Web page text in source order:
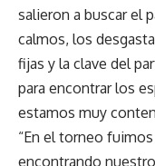
salieron a buscar el
calmos, los
fijas y la clave del
para encontrar los
estamos muy
“En el torneo
encontrando